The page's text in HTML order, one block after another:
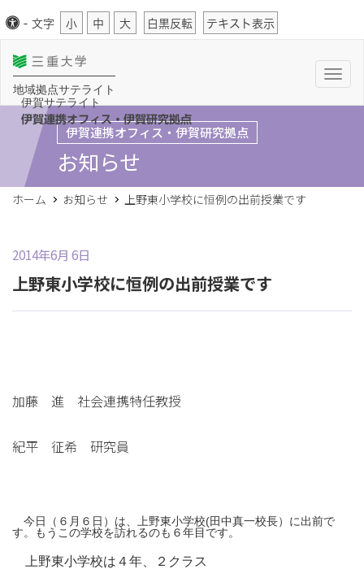
- 文字 小 中 大 白黒反転 テキスト表示
T
o
g
g
地域拠点サテライト
伊賀サテライト
伊賀連携オフィス・伊賀研究拠点
伊賀連携オフィス・伊賀研究拠点
お知らせ
ホーム お知らせ 上野東小学校に恒例の出前授業です
2014年6月 6日
上野東小学校に恒例の出前授業です
加藤 進 社会連携特任教授
紀平 征希 研究員
今日（６月６日）は、上野東小学校(田中真一校長）に出前で
す。もうこの学校を訪れるのも６年目です。
上野東小学校は４年、２クラス